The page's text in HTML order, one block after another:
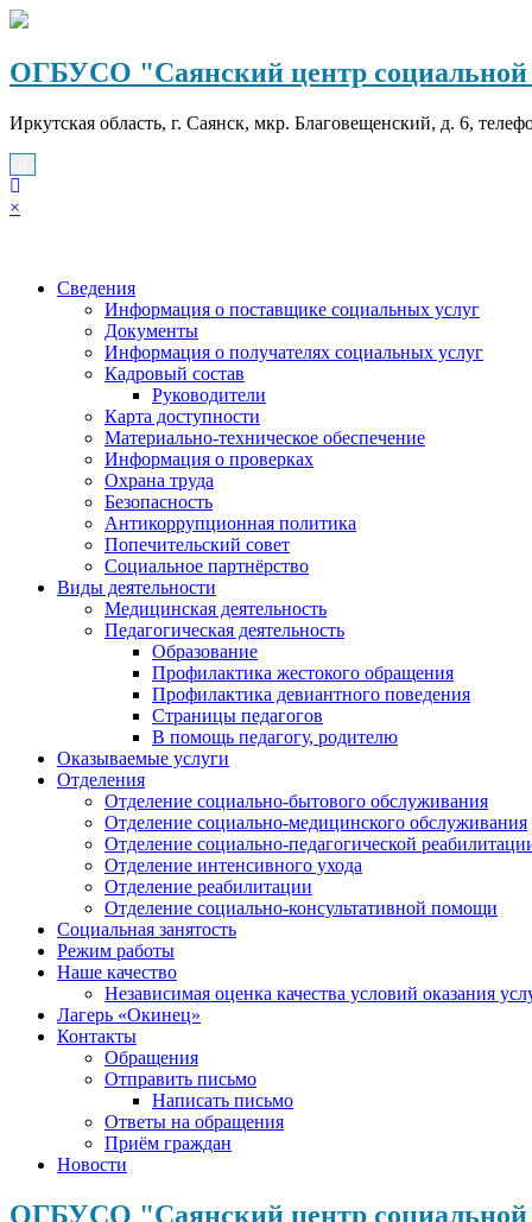
Перейти
содержимому
ОГБУСО "Саянский центр социальной
Иркутская область, г. Саянск, мкр. Благовещенский, д. 6,
×
Сведения
Информация о поставщике социальных услуг
Документы
Информация о получателях социальных услуг
Кадровый состав
Руководители
Карта доступности
Материально-техническое обеспечение
Информация о проверках
Охрана труда
Безопасность
Антикоррупционная политика
Попечительский совет
Социальное партнёрство
Виды деятельности
Медицинская деятельность
Педагогическая деятельность
Образование
Профилактика жестокого обращения
Профилактика девиантного поведения
Страницы педагогов
В помощь педагогу, родителю
Оказываемые услуги
Отделения
Отделение социально-бытового обслуживания
Отделение социально-медицинского обслуживания
Отделение социально-педагогической
Отделение интенсивного ухода
Отделение реабилитации
Отделение социально-консультативной помощи
Социальная занятость
Режим работы
Наше качество
Независимая оценка качества условий оказания
Лагерь «Окинец»
Контакты
Обращения
Отправить письмо
Написать письмо
Ответы на обращения
Приём граждан
Новости
ОГБУСО "Саянский центр социальной